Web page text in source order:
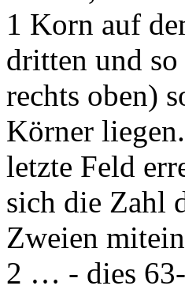
1 Korn auf
dritten und
rechts oben)
Körner
letzte Feld
sich die Zahl
Zweien
2 … - dies 63-